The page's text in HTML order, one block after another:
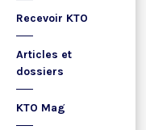
Recevoir KTO
Articles et
dossiers
KTO Mag